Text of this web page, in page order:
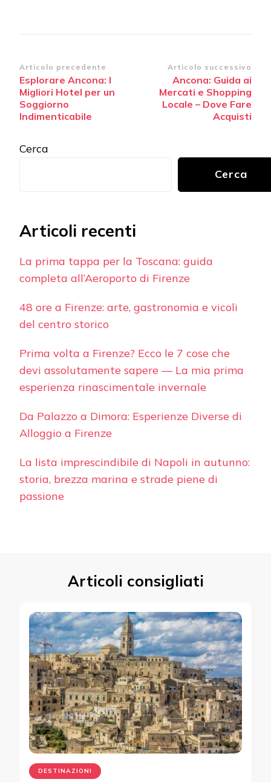
Navigazione
articoli
Articolo precedente
Esplorare Ancona: I
Migliori Hotel per un
Soggiorno
Indimenticabile
Articolo successivo
Ancona: Guida ai
Mercati e Shopping
Locale – Dove Fare
Acquisti
Cerca
Cerca
Articoli recenti
La prima tappa per la Toscana: guida
completa all’Aeroporto di Firenze
48 ore a Firenze: arte, gastronomia e vicoli
del centro storico
Prima volta a Firenze? Ecco le 7 cose che
devi assolutamente sapere — La mia prima
esperienza rinascimentale invernale
Da Palazzo a Dimora: Esperienze Diverse di
Alloggio a Firenze
La lista imprescindibile di Napoli in autunno:
storia, brezza marina e strade piene di
passione
Articoli consigliati
DESTINAZIONI